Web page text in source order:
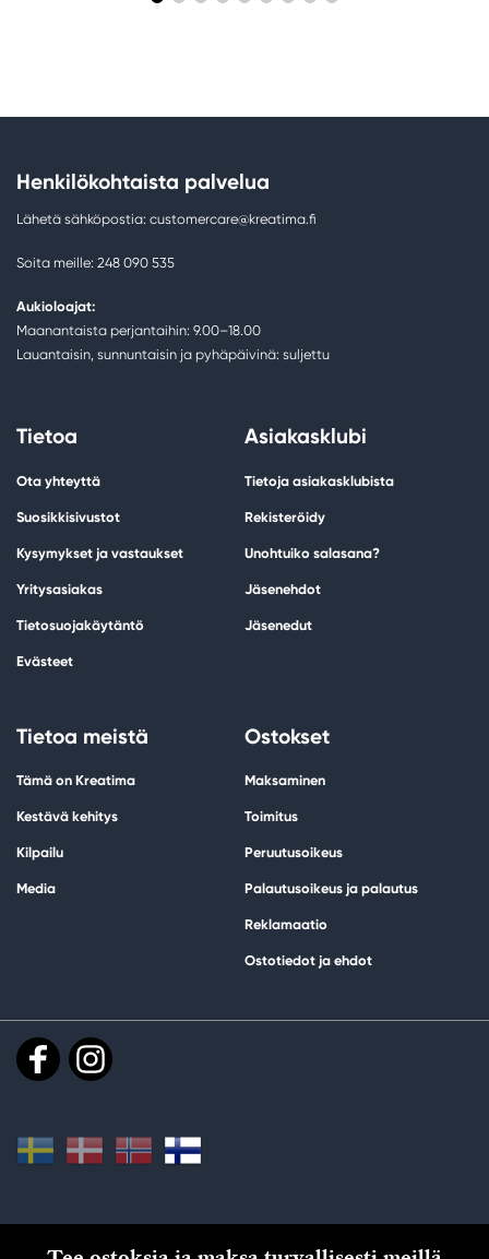
Henkilökohtaista palvelua
Lähetä sähköpostia: customercare@kreatima.fi
Soita meille: 248 090 535
Aukioloajat:
Maanantaista perjantaihin: 9.00–18.00
Lauantaisin, sunnuntaisin ja pyhäpäivinä: suljettu
Tietoa
Ota yhteyttä
Suosikkisivustot
Kysymykset ja vastaukset
Yritysasiakas
Tietosuojakäytäntö
Evästeet
Asiakasklubi
Tietoja asiakasklubista
Rekisteröidy
Unohtuiko salasana?
Jäsenehdot
Jäsenedut
Tietoa meistä
Tämä on Kreatima
Kestävä kehitys
Kilpailu
Media
Ostokset
Maksaminen
Toimitus
Peruutusoikeus
Palautusoikeus ja palautus
Reklamaatio
Ostotiedot ja ehdot